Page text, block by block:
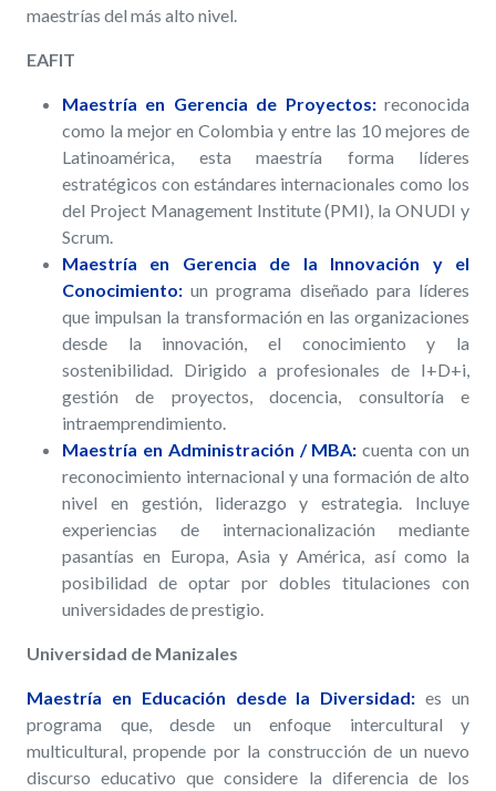
maestrías del más alto nivel.
EAFIT
Maestría en Gerencia de Proyectos:reconocida
como la mejor en Colombia y entre las 10 mejores de
Latinoamérica, esta maestría forma líderes
estratégicos con estándares internacionales como los
del Project Management Institute (PMI), la ONUDI y
Scrum.
Maestría en Gerencia de la Innovación y el
Conocimiento: un programa diseñado para líderes
que impulsan la transformación en las organizaciones
desde la innovación, el conocimiento y la
sostenibilidad.
Dirigido a profesionales de I+D+i,
gestión de proyectos, docencia, consultoría e
intraemprendimiento.
Maestría en Administración / MBA:cuenta con un
reconocimiento internacional y una formación de alto
nivel en gestión, liderazgo y estrategia. Incluye
experiencias de internacionalización mediante
pasantías en Europa, Asia y América, así como la
posibilidad de optar por dobles titulaciones con
universidades de prestigio.
Universidad de Manizales
Maestría en Educación desde la Diversidad: es un
programa que, desde un enfoque intercultural y
multicultural, propende por la construcción de un nuevo
discurso educativo que considere la diferencia de los